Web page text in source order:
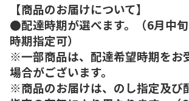
【商品のお届けについて】
●配達時期が選べます。（6月中
時期指定可）
※一部商品は、配達希望時期をお
場合がございます。
※商品のお届けは、のし指定及び